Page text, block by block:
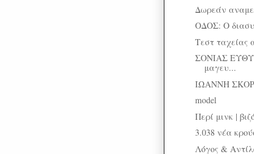
Δωρεάν
ΟΔΟΣ: Ο
Τεστ ταχείας
ΣΟΝΙΑΣ
μαγευ...
ΙΩΑΝΝΗ
model
Περί μινκ |
3.038 νέα
Λόγος &